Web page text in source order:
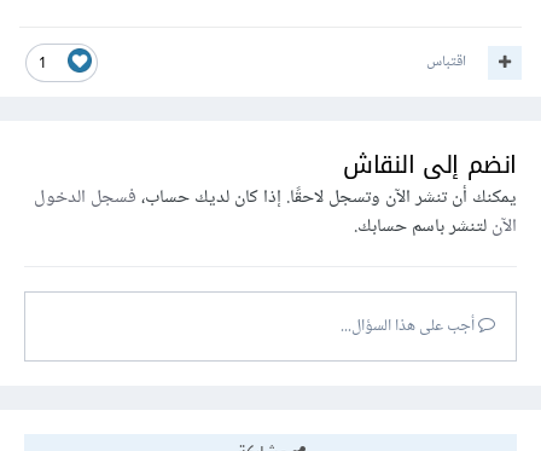
1 اقتباس
انضم إلى النقاش
يمكنك أن تنشر الآن وتسجل لاحقًا. إذا كان لديك حساب،فسجل الدخول
الآنلتنشر باسم حسابك.
أجب على هذا السؤال...